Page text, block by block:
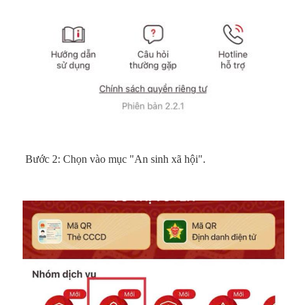
Bước 2: Chọn vào mục "An sinh xã hội".